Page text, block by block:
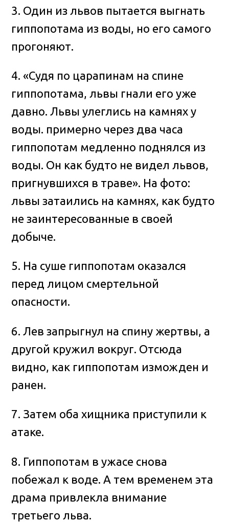
3. Один из львов пытается выгнать
гиппопотама из воды, но его самого
прогоняют.
4. «Судя по царапинам на спине
гиппопотама, львы гнали его уже
давно. Львы улеглись на камнях у
воды. примерно через два часа
гиппопотам медленно поднялся из
воды. Он как будто не видел львов,
пригнувшихся в траве». На фото:
львы затаились на камнях, как будто
не заинтересованные в своей
добыче.
5. На суше гиппопотам оказался
перед лицом смертельной
опасности.
6. Лев запрыгнул на спину жертвы, а
другой кружил вокруг. Отсюда
видно, как гиппопотам изможден и
ранен.
7. Затем оба хищника приступили к
атаке.
8. Гиппопотам в ужасе снова
побежал к воде. А тем временем эта
драма привлекла внимание
третьего льва.